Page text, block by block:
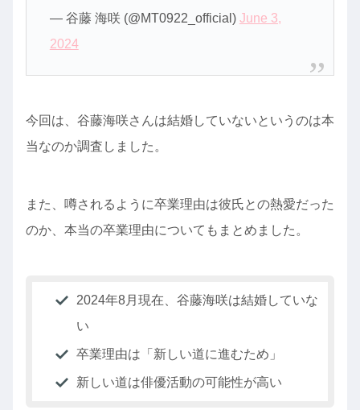
— 谷藤 海咲 (@MT0922_official) June 3,
2024
今回は、谷藤海咲さんは結婚していないというのは本
当なのか調査しました。
また、噂されるように卒業理由は彼氏との熱愛だった
のか、本当の卒業理由についてもまとめました。
2024年8月現在、谷藤海咲は結婚していな
い
卒業理由は「新しい道に進むため」
新しい道は俳優活動の可能性が高い